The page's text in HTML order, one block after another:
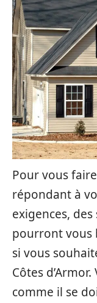
Pour vous
répondant à
exigences,
pourront vous
si vous
Côtes
comme il se